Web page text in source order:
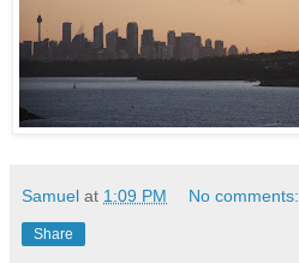
Samuel at 1:09 PM No comments:
Share